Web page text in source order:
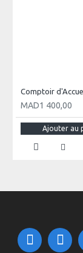
MAD1 400,00
Ajouter au